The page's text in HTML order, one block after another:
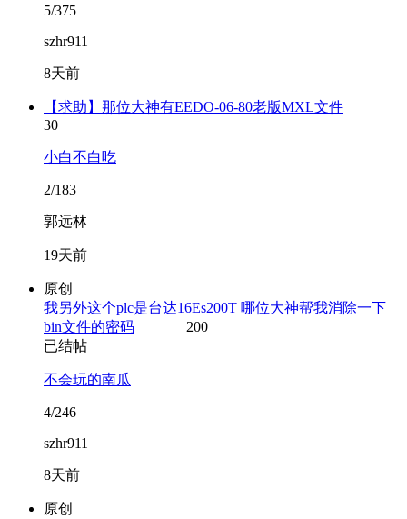
5/375
szhr911
8天前
【求助】那位大神有EEDO-06-80老版MXL文件
30
小白不白吃
2/183
郭远林
19天前
原创
我另外这个plc是台达16Es200T 哪位大神帮我消除一下
bin文件的密码
200
已结帖
不会玩的南瓜
4/246
szhr911
8天前
原创